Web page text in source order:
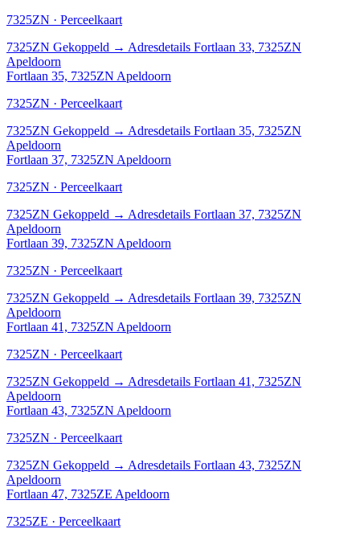
7325ZN · Perceelkaart
7325ZN Gekoppeld → Adresdetails Fortlaan 33, 7325ZN
Apeldoorn
Fortlaan 35, 7325ZN Apeldoorn
7325ZN · Perceelkaart
7325ZN Gekoppeld → Adresdetails Fortlaan 35, 7325ZN
Apeldoorn
Fortlaan 37, 7325ZN Apeldoorn
7325ZN · Perceelkaart
7325ZN Gekoppeld → Adresdetails Fortlaan 37, 7325ZN
Apeldoorn
Fortlaan 39, 7325ZN Apeldoorn
7325ZN · Perceelkaart
7325ZN Gekoppeld → Adresdetails Fortlaan 39, 7325ZN
Apeldoorn
Fortlaan 41, 7325ZN Apeldoorn
7325ZN · Perceelkaart
7325ZN Gekoppeld → Adresdetails Fortlaan 41, 7325ZN
Apeldoorn
Fortlaan 43, 7325ZN Apeldoorn
7325ZN · Perceelkaart
7325ZN Gekoppeld → Adresdetails Fortlaan 43, 7325ZN
Apeldoorn
Fortlaan 47, 7325ZE Apeldoorn
7325ZE · Perceelkaart